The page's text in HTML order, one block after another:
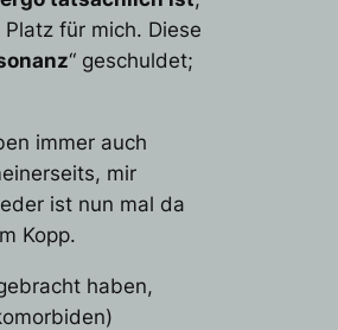
für mich. Diese
“ geschuldet;
immer auch
mir
ist nun mal da
Kopp.
haben,